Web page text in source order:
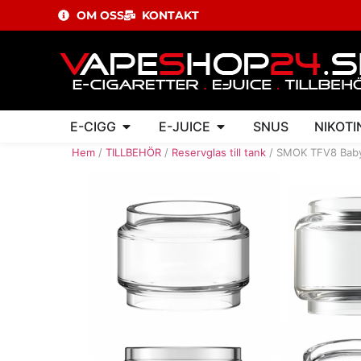
OM OSS KONTAKT
E-CIGG E-JUICE SNUS
Hem / TILLBEHÖR / Reservglas till tank / SMOK TFV8